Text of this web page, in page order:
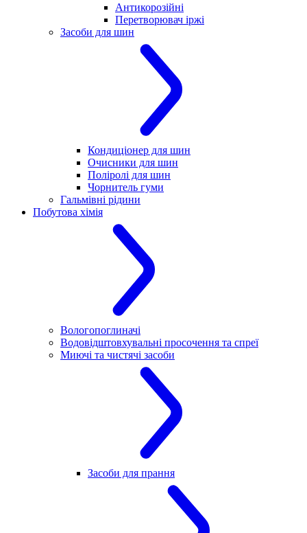
Антикорозійні
Перетворювач іржі
Засоби для шин
Кондиціонер для шин
Очисники для шин
Поліролі для шин
Чорнитель гуми
Гальмівні рідини
Побутова хімія
Вологопоглиначі
Водовідштовхувальні просочення та спреї
Миючі та чистячі засоби
Засоби для прання